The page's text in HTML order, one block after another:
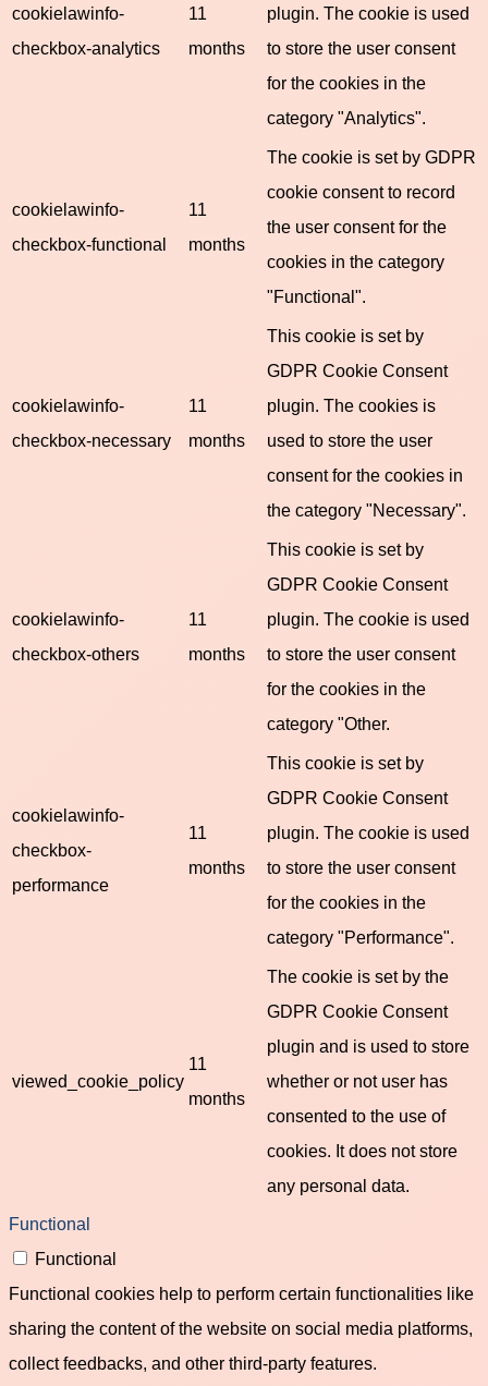
cookielawinfo-
checkbox-analytics
11
months
plugin. The cookie is used
to store the user consent
for the cookies in the
category "Analytics".
cookielawinfo-
checkbox-functional
11
months
The cookie is set by GDPR
cookie consent to record
the user consent for the
cookies in the category
"Functional".
cookielawinfo-
checkbox-necessary
11
months
This cookie is set by
GDPR Cookie Consent
plugin. The cookies is
used to store the user
consent for the cookies in
the category "Necessary".
cookielawinfo-
checkbox-others
11
months
This cookie is set by
GDPR Cookie Consent
plugin. The cookie is used
to store the user consent
for the cookies in the
category "Other.
cookielawinfo-
checkbox-
performance
11
months
This cookie is set by
GDPR Cookie Consent
plugin. The cookie is used
to store the user consent
for the cookies in the
category "Performance".
viewed_cookie_policy
11
months
The cookie is set by the
GDPR Cookie Consent
plugin and is used to store
whether or not user has
consented to the use of
cookies. It does not store
any personal data.
Functional
Functional
Functional cookies help to perform certain functionalities like
sharing the content of the website on social media platforms,
collect feedbacks, and other third-party features.